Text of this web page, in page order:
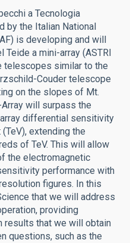
a Tecnologia
by the Italian National
is developing and will
a mini-array (ASTRI
telescopes similar to the
Couder telescope
on the slopes of Mt.
Array will surpass the
differential sensitivity
extending the
of TeV. This will allow
the electromagnetic
performance with
figures. In this
that we will address
providing
results that we will obtain
questions, such as the